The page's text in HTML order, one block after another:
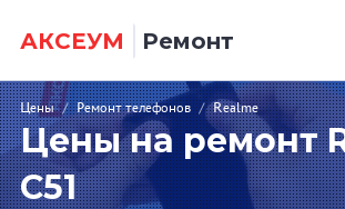
АКСЕУМ Ремонт
Цены / Ремонт телефонов / Realme
Цены на ремонт
C51